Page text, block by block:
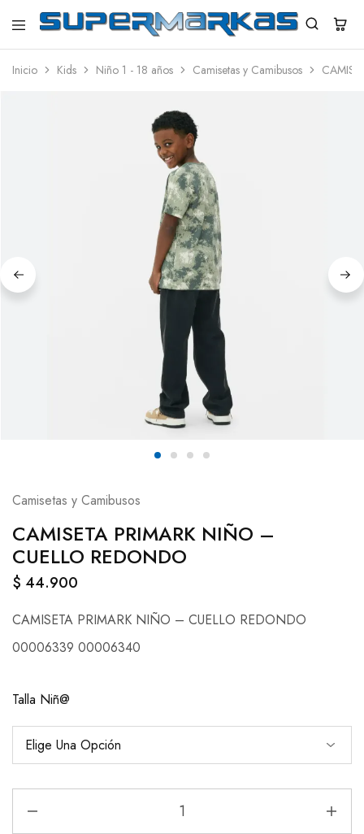
SuperMarkas
Ropa
con
Inicio Kids Niño 1 - 18 años Camisetas y Camibusos
Camisetas y Camibusos
CAMISETA PRIMARK NIÑO –
CUELLO REDONDO
$ 44.900
CAMISETA PRIMARK NIÑO – CUELLO REDONDO
00006339 00006340
Talla Niñ@